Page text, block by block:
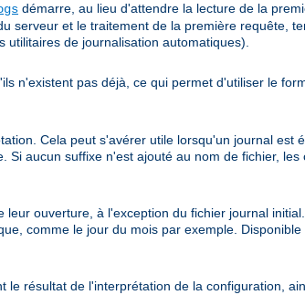
démarre, au lieu d'attendre la lecture de la
serveur et le traitement de la première requête,
de journalisation automatiques).
n'existent pas déjà, ce qui permet d'utiliser le
Cela peut s'avérer utile lorsqu'un journal est
aucun suffixe n'est ajouté au nom de fichier,
ouverture, à l'exception du fichier journal
comme le jour du mois par exemple.
le résultat de l'interprétation de la configuration,